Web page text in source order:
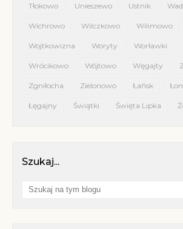
Tłokowo Unieszewo Ustnik
Wichrowo Wilczkowo Wilimowo
Wojtkowizna Woryty Worławki
Wrócikowo Wójtowo Węgajty
Zgniłocha Zielonowo Łańsk
Łęgajny Świątki Święta Lipka
Szukaj...